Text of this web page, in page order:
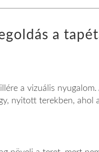
a
a vizuális
nyitott terekben, ahol